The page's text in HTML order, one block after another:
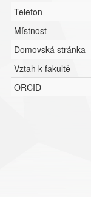
Telefon
Místnost
Domovská stránka
Vztah k fakultě
ORCID